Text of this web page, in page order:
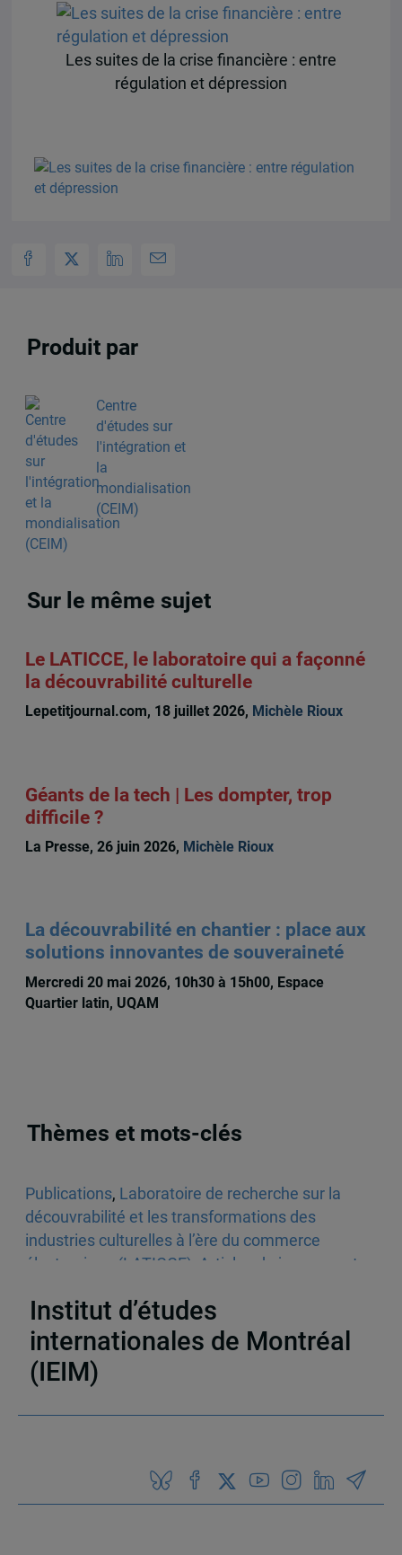
Les suites de la crise financière : entre
régulation et dépression
Produit par
Centre
d'études sur
l'intégration et
la
mondialisation
(CEIM)
Sur le même sujet
Le LATICCE, le laboratoire qui a façonné
la découvrabilité culturelle
Lepetitjournal.com, 18 juillet 2026, Michèle Rioux
Géants de la tech | Les dompter, trop
difficile ?
La Presse, 26 juin 2026, Michèle Rioux
La découvrabilité en chantier : place aux
solutions innovantes de souveraineté
Mercredi 20 mai 2026, 10h30 à 15h00, Espace
Quartier latin, UQAM
Thèmes et mots-clés
Publications, Laboratoire de recherche sur la
découvrabilité et les transformations des
industries culturelles à l’ère du commerce
électronique (LATICCE)
Articles de journaux et
Institut d’études
internationales de Montréal
(IEIM)